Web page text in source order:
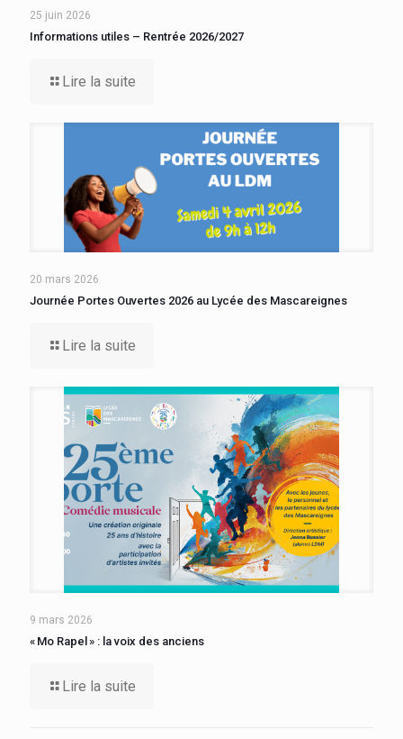
25 juin 2026
Informations utiles – Rentrée 2026/2027
Lire la suite
20 mars 2026
Journée Portes Ouvertes 2026 au Lycée des Mascareignes
Lire la suite
9 mars 2026
« Mo Rapel » : la voix des anciens
Lire la suite